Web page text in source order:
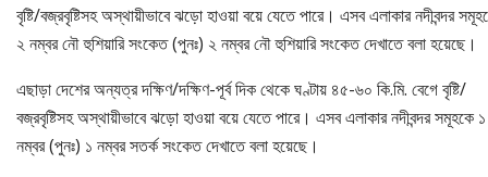
বৃষ্টি/বজ্রবৃষ্টিসহ অস্থায়ীভাবে ঝড়ো হাওয়া বয়ে যেতে পারে। এসব এলাকার নদীবন্দর
২ নম্বর নৌ হুশিয়ারি সংকেত (পুনঃ) ২ নম্বর নৌ হুশিয়ারি সংকেত দেখাতে বলা হয়েছে।
এছাড়া দেশের অন্যত্র দক্ষিণ/দক্ষিণ-পূর্ব দিক থেকে ঘণ্টায় ৪৫-৬০ কি.মি. বেগে বৃষ্টি/
বজ্রবৃষ্টিসহ অস্থায়ীভাবে ঝড়ো হাওয়া বয়ে যেতে পারে। এসব এলাকার নদীবন্দর সমূহকে ১
নম্বর (পুনঃ) ১ নম্বর সতর্ক সংকেত দেখাতে বলা হয়েছে।